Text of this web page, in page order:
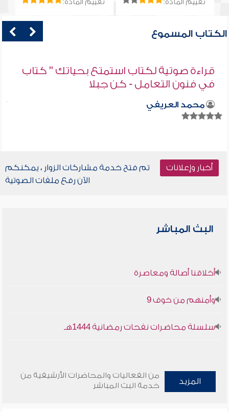
تقييم المادة: تقييم المادة:
الكتاب المسموع
قراءة صوتية لكتاب استمتع بحياتك " كتاب
في فنون التعامل - كن جبلا
محمد العريفي
أخبار وإعلانات
تم فتح خدمة مشاركات الزوار ، يمكنكم
الآن رفع ملفات الصوتية
البث المباشر
أخلاقنا أصالة ومعاصرة
وأمنهم من خوف 9
سلسلة محاضرات نفحات رمضانية 1444هـ
المزيد
من الفعاليات والمحاضرات الأرشيفية من
خدمة البث المباشر